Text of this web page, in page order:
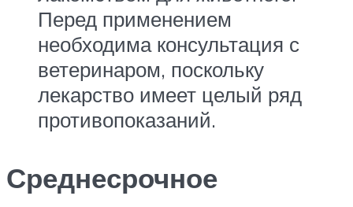
Перед применением
необходима консультация с
ветеринаром, поскольку
лекарство имеет целый ряд
противопоказаний.
Среднесрочное